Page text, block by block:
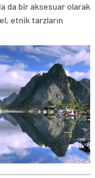
da bir aksesuar olarak
etnik tarzların